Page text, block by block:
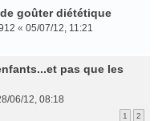
goûter diététique
« 05/07/12, 11:21
pas que les
06/12, 08:18
1 2